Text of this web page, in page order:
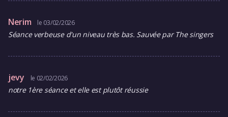
Nerim le 03/02/2026
Séance verbeuse d'un niveau très bas. Sauvée par The singers
jevy le 02/02/2026
notre 1ère séance et elle est plutôt réussie